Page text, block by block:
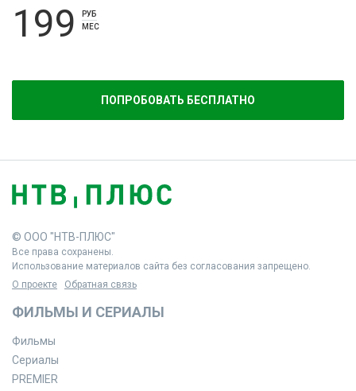
199
РУБ
МЕС
ПОПРОБОВАТЬ БЕСПЛАТНО
© ООО "НТВ-ПЛЮС"
Все права сохранены.
Использование материалов сайта без согласования запрещено.
О проекте
Обратная связь
ФИЛЬМЫ И СЕРИАЛЫ
Фильмы
Сериалы
PREMIER